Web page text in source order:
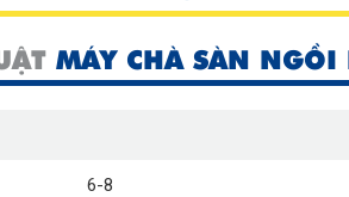
MÁY CHÀ SÀN
6-8